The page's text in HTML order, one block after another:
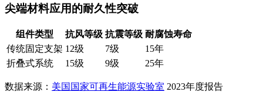
尖端材料应用的耐久性突破
组件类型 抗风等级 抗震等级 耐腐蚀寿命
传统固定支架 12级 7级
15年
折叠式系统
15级 9级 25年
数据来源： 美国国家可再生能源实验室 2023年度报告